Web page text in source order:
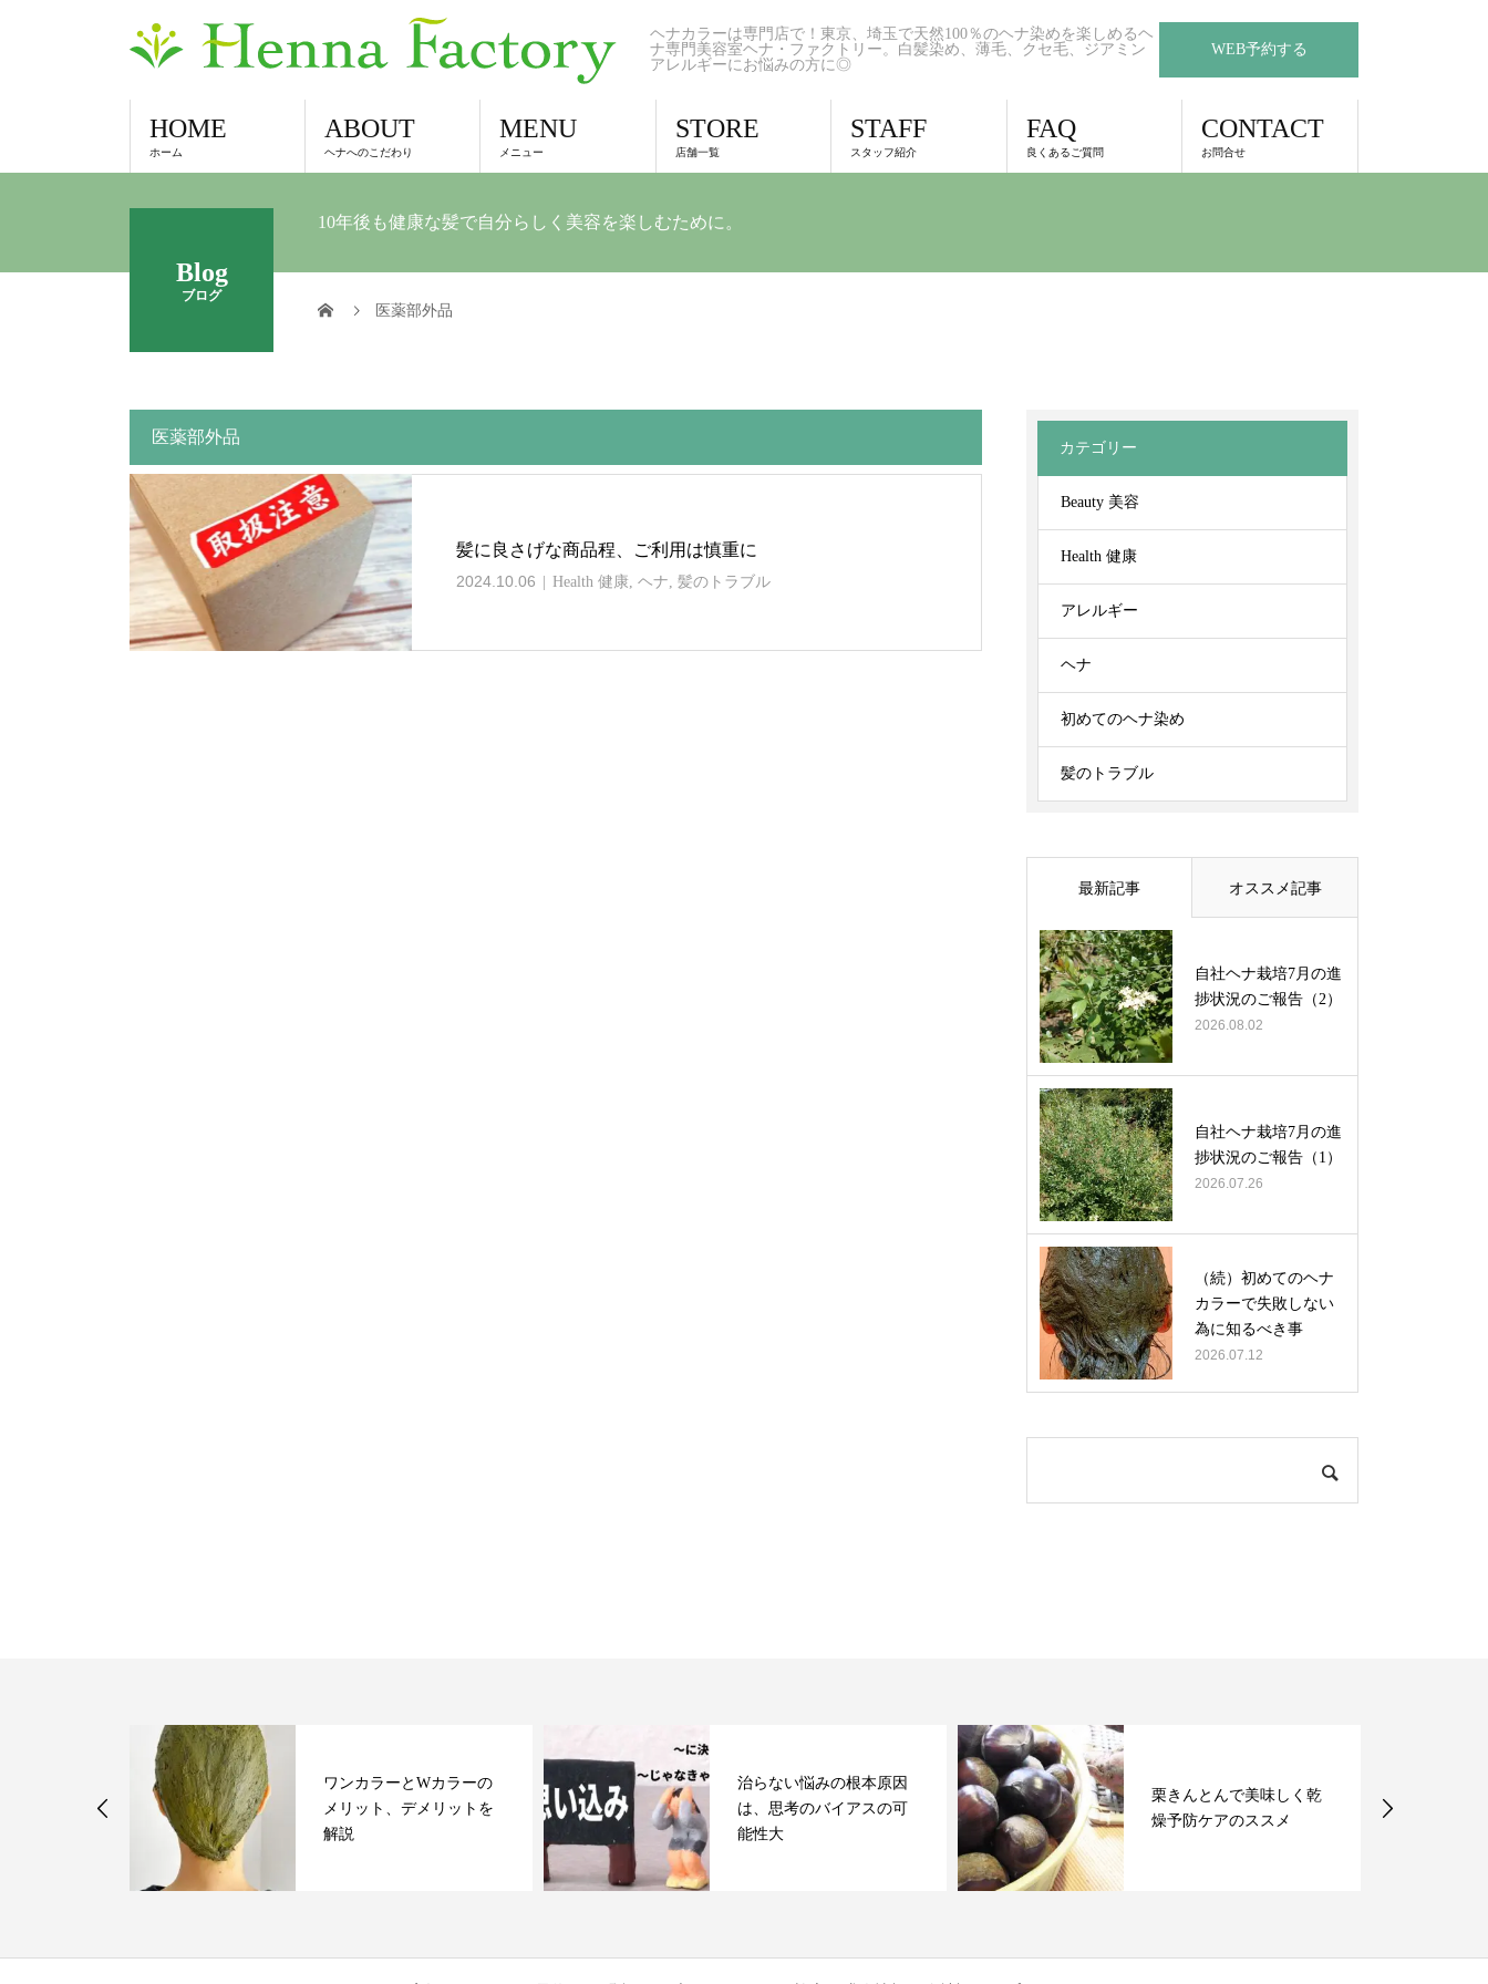
ヘナカラーは専門店で！東京、埼玉で天然100％のヘナ染めを楽しめるヘ
ナ専門美容室ヘナ・ファクトリー。白髪染め、薄毛、クセ毛、ジアミン
アレルギーにお悩みの方に◎
WEB予約する
HOME
ホーム
ABOUT
ヘナへのこだわり
MENU
メニュー
STORE
店舗一覧
STAFF
スタッフ紹介
FAQ
良くあるご質問
CONTACT
お問合せ
Blog
ブログ
10年後も健康な髪で自分らしく美容を楽しむために。
医薬部外品
医薬部外品
髪に良さげな商品程、ご利用は慎重に
2024.10.06 Health 健康, ヘナ 髪のトラブル
カテゴリー
Beauty 美容
Health 健康
アレルギー
ヘナ
初めてのヘナ染め
髪のトラブル
最新記事 オススメ記事
自社ヘナ栽培7月の進
捗状況のご報告（2）
2026.08.02
自社ヘナ栽培7月の進
捗状況のご報告（1）
2026.07.26
（続）初めてのヘナ
カラーで失敗しない
為に知るべき事
2026.07.12
ワンカラーとWカラーの
メリット、デメリットを
解説
治らない悩みの根本原因
は、思考のバイアスの可
能性大
栗きんとんで美味しく乾
燥予防ケアのススメ